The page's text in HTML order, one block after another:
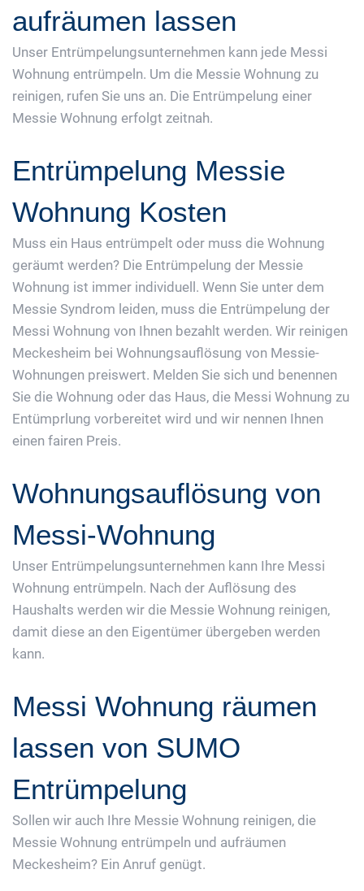
aufräumen lassen
Unser Entrümpelungsunternehmen kann jede Messi
Wohnung entrümpeln. Um die Messie Wohnung zu
reinigen, rufen Sie uns an. Die Entrümpelung einer
Messie Wohnung erfolgt zeitnah.
Entrümpelung Messie
Wohnung Kosten
Muss ein Haus entrümpelt oder muss die Wohnung
geräumt werden? Die Entrümpelung der Messie
Wohnung ist immer individuell. Wenn Sie unter dem
Messie Syndrom leiden, muss die Entrümpelung der
Messi Wohnung von Ihnen bezahlt werden. Wir reinigen
Meckesheim bei Wohnungsauflösung von Messie-
Wohnungen preiswert. Melden Sie sich und benennen
Sie die Wohnung oder das Haus, die Messi Wohnung zu
Entümprlung vorbereitet wird und wir nennen Ihnen
einen fairen Preis.
Wohnungsauflösung von
Messi-Wohnung
Unser Entrümpelungsunternehmen kann Ihre Messi
Wohnung entrümpeln. Nach der Auflösung des
Haushalts werden wir die Messie Wohnung reinigen,
damit diese an den Eigentümer übergeben werden
kann.
Messi Wohnung räumen
lassen von SUMO
Entrümpelung
Sollen wir auch Ihre Messie Wohnung reinigen, die
Messie Wohnung entrümpeln und aufräumen
Meckesheim? Ein Anruf genügt.